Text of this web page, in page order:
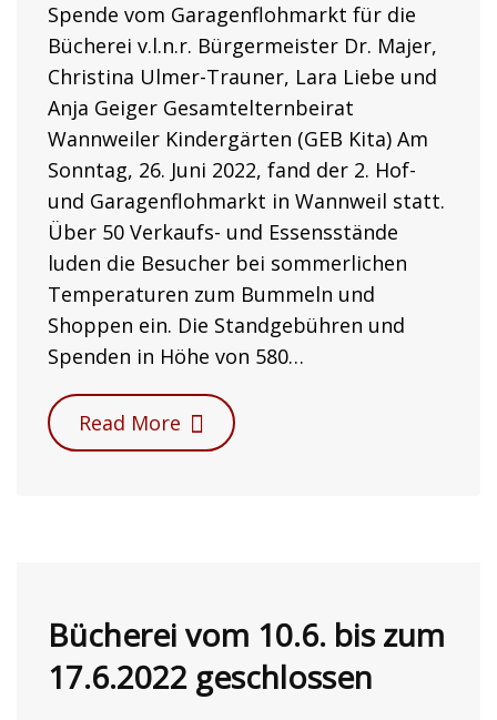
Spende vom Garagenflohmarkt für die
Bücherei v.l.n.r. Bürgermeister Dr. Majer,
Christina Ulmer-Trauner, Lara Liebe und
Anja Geiger Gesamtelternbeirat
Wannweiler Kindergärten (GEB Kita) Am
Sonntag, 26. Juni 2022, fand der 2. Hof-
und Garagenflohmarkt in Wannweil statt.
Über 50 Verkaufs- und Essensstände
luden die Besucher bei sommerlichen
Temperaturen zum Bummeln und
Shoppen ein. Die Standgebühren und
Spenden in Höhe von 580…
Read More
Bücherei vom 10.6. bis zum
17.6.2022 geschlossen